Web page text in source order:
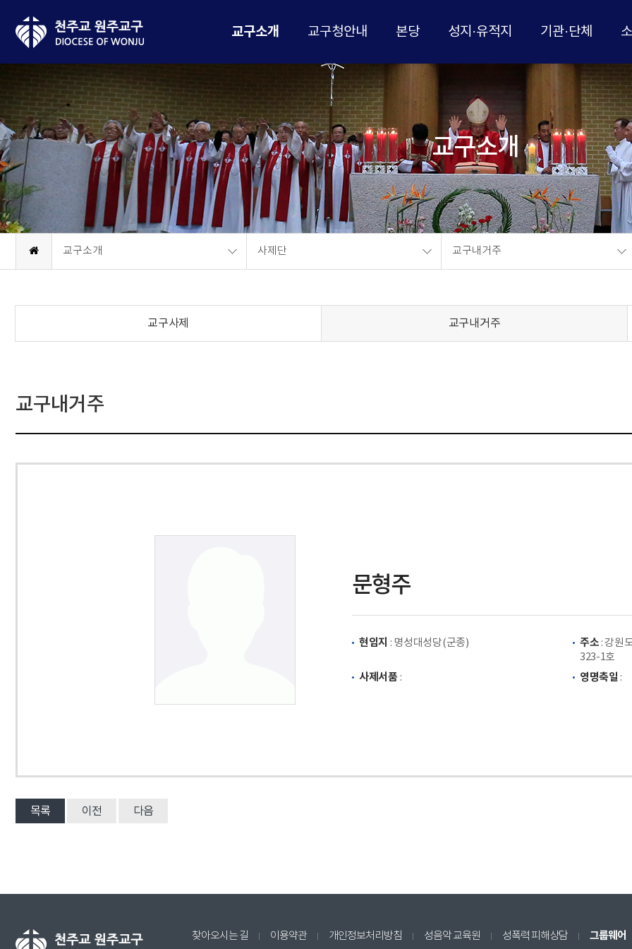
교구소개 교구청안내 본당 성지·유적지 기관·단체
교구소개
교구소개 사제단 교구내거주
교구사제 교구내거주
교구내거주
문형주
현임지 : 명성대성당(군종) 주소 : 강원
323-1호
사제서품: 영명축일 :
목록 이전 다음
찾아오시는 길 이용약관 개인정보처리방침 성음악 교육원 성폭력 피해상담 그룹웨어